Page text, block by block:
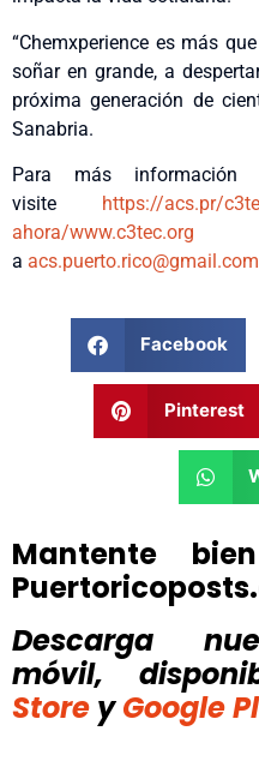
“Chemxperience es más
soñar en grande, a
próxima generación de
Sanabria.
Para más información
visite
https://acs.pr/
ahora/www.c3tec.org o
a acs.puerto.rico@gmail.com
Facebook
Pinterest
Mantente
Descarga
móvil,
Store y Google